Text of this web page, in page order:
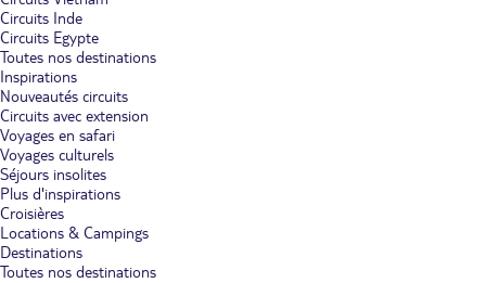
Circuits Inde
Circuits Egypte
Toutes nos destinations
Inspirations
Nouveautés circuits
Circuits avec extension
Voyages en safari
Voyages culturels
Séjours insolites
Plus d'inspirations
Croisières
Locations & Campings
Destinations
Toutes nos destinations